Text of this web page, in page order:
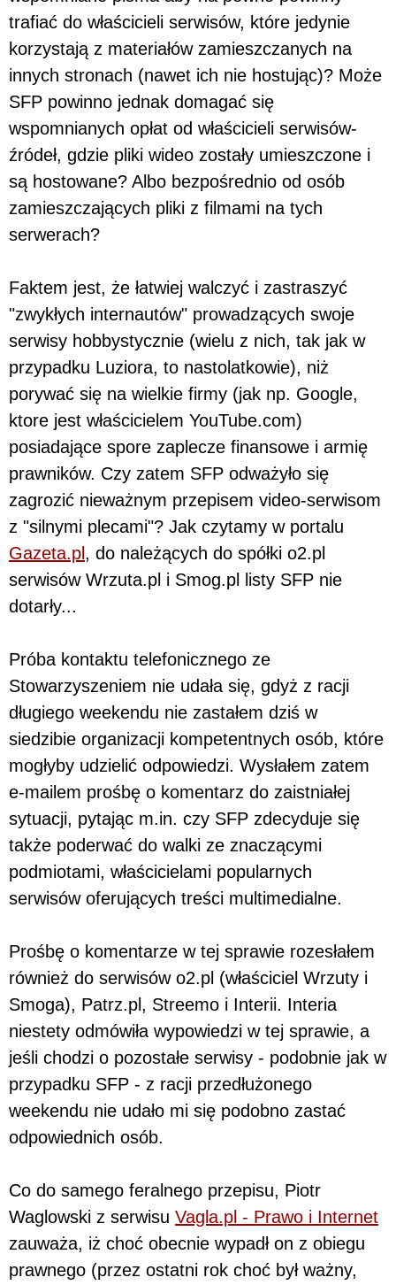
trafiać do właścicieli serwisów, które jedynie
korzystają z materiałów zamieszczanych na
innych stronach (nawet ich nie hostując)? Może
SFP powinno jednak domagać się
wspomnianych opłat od właścicieli serwisów-
źródeł, gdzie pliki wideo zostały umieszczone i
są hostowane? Albo bezpośrednio od osób
zamieszczających pliki z filmami na tych
serwerach?
Faktem jest, że łatwiej walczyć i zastraszyć
"zwykłych internautów" prowadzących swoje
serwisy hobbystycznie (wielu z nich, tak jak w
przypadku Luziora, to nastolatkowie), niż
porywać się na wielkie firmy (jak np. Google,
ktore jest właścicielem YouTube.com)
posiadające spore zaplecze finansowe i armię
prawników. Czy zatem SFP odważyło się
zagrozić nieważnym przepisem video-serwisom
z "silnymi plecami"? Jak czytamy w portalu
Gazeta.pl , do należących do spółki o2.pl
serwisów Wrzuta.pl i Smog.pl listy SFP nie
dotarły...
Próba kontaktu telefonicznego ze
Stowarzyszeniem nie udała się, gdyż z racji
długiego weekendu nie zastałem dziś w
siedzibie organizacji kompetentnych osób, które
mogłyby udzielić odpowiedzi. Wysłałem zatem
e-mailem prośbę o komentarz do zaistniałej
sytuacji, pytając m.in. czy SFP zdecyduje się
także poderwać do walki ze znaczącymi
podmiotami, właścicielami popularnych
serwisów oferujących treści multimedialne.
Prośbę o komentarze w tej sprawie rozesłałem
również do serwisów o2.pl (właściciel Wrzuty i
Smoga), Patrz.pl, Streemo i Interii. Interia
niestety odmówiła wypowiedzi w tej sprawie, a
jeśli chodzi o pozostałe serwisy - podobnie jak w
przypadku SFP - z racji przedłużonego
weekendu nie udało mi się podobno zastać
odpowiednich osób.
Co do samego feralnego przepisu, Piotr
Waglowski z serwisu Vagla.pl - Prawo i Internet
zauważa, iż choć obecnie wypadł on z obiegu
prawnego (przez ostatni rok choć był ważny,